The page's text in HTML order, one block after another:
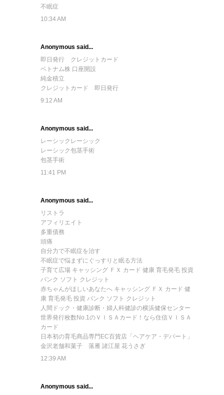
不眠症
10:34 AM
Anonymous said...
即日発行 クレジットカード
ベトナム株 口座開設
純金積立
クレジットカード 即日発行
9:12 AM
Anonymous said...
レーシック レーシック
レーシック包茎手術
包茎手術
11:41 PM
Anonymous said...
リストラ
アフィリエイト
多重債務
頭痛
自分力で不眠症を治す
不眠症で悩まずにぐっすりと眠る方法
子育て広場 キャッシング ＦＸ カード 健康 育毛発毛 投資
バンク ソフト クレジット
赤ちゃんがほしいあなたへ キャッシング ＦＸ カード 健
康 育毛発毛 投資 バンク ソフト クレジット
人間ドック・健康診断・婦人科健診の横浜健保センター
世界発行枚数No.1のＶＩＳＡカード！なら住信ＶＩＳＡ
カード
日本初の育毛商品専門EC百貨店「ヘアケア・デパート」
金沢老舗和菓子 落雁 諸江屋 花うさぎ
12:39 AM
Anonymous said...